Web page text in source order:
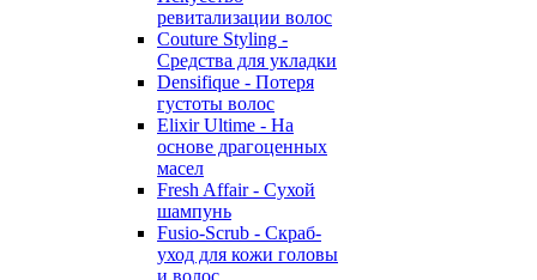
ревитализации волос
Couture Styling -
Средства для укладки
Densifique - Потеря
густоты волос
Elixir Ultime - На
основе драгоценных
масел
Fresh Affair - Сухой
шампунь
Fusio-Scrub - Скраб-
уход для кожи головы
и волос